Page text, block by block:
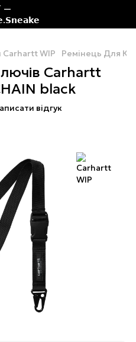
Carhartt WIP Ремінець Для
Carhartt
black
відгук